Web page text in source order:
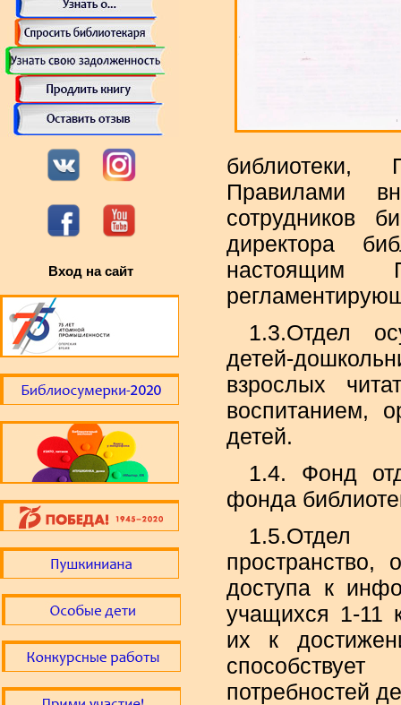
Вход на сайт
библиотеки,
Правилами
сотрудников
директора
настоящим
1.3.Отдел
детей-
взрослых
воспитанием,
детей.
1.4. Фонд
фонда
1.5.Отдел
пространство,
доступа к
учащихся 1-11
их к
потребностей